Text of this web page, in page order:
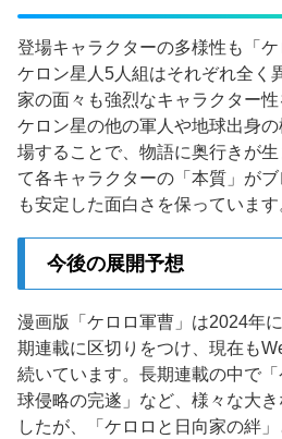
登場キャラクターの多様性も「ケ
ケロン星人5人組はそれぞれ全く
家の面々も強烈なキャラクター性
ケロン星の他の軍人や地球出身
場することで、物語に奥行きが
て各キャラクターの「本質」が
も安定した面白さを保っています
今後の展開予想
漫画版「ケロロ軍曹」は2024年
期連載に区切りをつけ、現在も
続いています。長期連載の中で
球侵略の完遂」など、様々な大
したが、「ケロロと日向家の絆